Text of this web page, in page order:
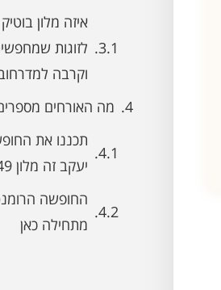
איזה מלון
לזוגות
וקרבה
מה האורחים
תכננו את
יעקב זה מלון 49
החופשה
מתחילה כאן